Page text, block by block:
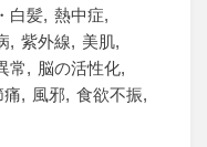
白髪 熱中症
紫外線
美肌
常
脳の活性化
痛 風邪 食欲不振